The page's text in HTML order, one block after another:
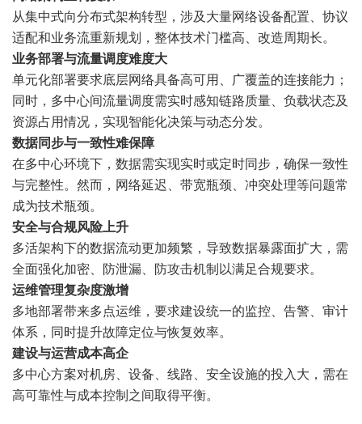
从集中式向分布式架构转型，涉及大量网络设备配置、协议
适配和业务流重新规划，整体技术门槛高、改造周期长。
业务部署与流量调度难度大
单元化部署要求底层网络具备高可用、广覆盖的连接能力；
同时，多中心间流量调度需实时感知链路质量、负载状态及
资源占用情况，实现智能化决策与动态分发。
数据同步与一致性难保障
在多中心环境下，数据需实现实时或定时同步，确保一致性
与完整性。然而，网络延迟、带宽瓶颈、冲突处理等问题常
成为技术瓶颈。
安全与合规风险上升
多活架构下的数据流动更加频繁，导致数据暴露面扩大，需
全面强化加密、防泄漏、防攻击机制以满足合规要求。
运维管理复杂度激增
多地部署带来多点运维，要求建设统一的监控、告警、审计
体系，同时提升故障定位与恢复效率。
建设与运营成本高企
多中心方案对机房、设备、线路、安全设施的投入大，需在
高可靠性与成本控制之间取得平衡。